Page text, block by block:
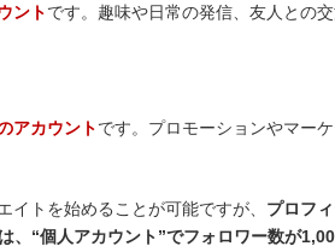
ントです。趣味や日常の発信、友人との
アカウントです。プロモーションやマー
イトを始めることが可能ですが、 プロフ
、“個人アカウント”でフォロワー数が